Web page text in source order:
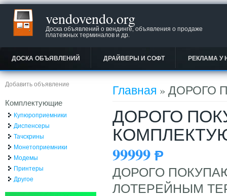
vendovendo.org
Доска объявлений о вендинге, объявления о продаже
платежных терминалов и др.
ДОСКА ОБЪЯВЛЕНИЙ ДРАЙВЕРЫ И СОФТ РЕКЛАМА У
Вы здесь
Главная » ДОРОГО
ДОРОГО
99999 Ᵽ
ДОРОГО
ЛОТЕРЕЙНЫМ
Добавить объявление
Комплектующие
Купюроприемники
Диспенсеры
Тачскрины
Монетоприемники
Модемы
Принтеры
Другое